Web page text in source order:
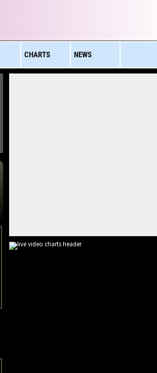
CHARTS NEWS